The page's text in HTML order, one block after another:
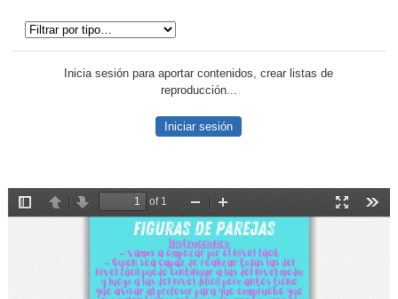
Inicia sesión para aportar contenidos, crear listas de
reproducción...
Iniciar sesión